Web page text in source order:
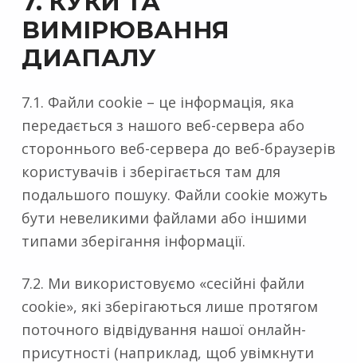
ВИМІРЮВАННЯ
ДИАПАЛУ
7.1. Файли cookie – це інформація, яка
передається з нашого веб-сервера або
стороннього веб-сервера до веб-браузерів
користувачів і зберігається там для
подальшого пошуку. Файли cookie можуть
бути невеликими файлами або іншими
типами зберігання інформації.
7.2. Ми використовуємо «сесійні файли
cookie», які зберігаються лише протягом
поточного відвідування нашої онлайн-
присутності (наприклад, щоб увімкнути